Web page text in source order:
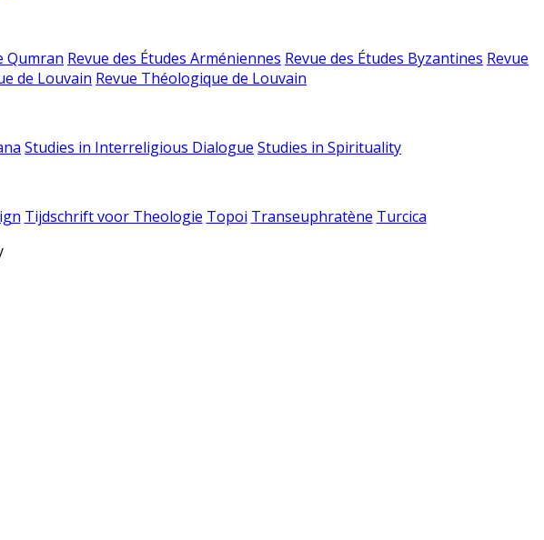
Qumran Revue des Études Arméniennes Revue des Études Byzantines Revue
de Louvain Revue Théologique de Louvain
Studies in Interreligious Dialogue Studies in Spirituality
Tijdschrift voor Theologie Topoi Transeuphratène Turcica